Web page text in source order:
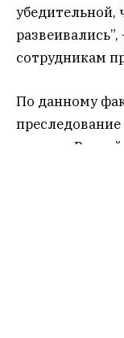
убедительной,
сотрудникам
По данному
преследование
кодекса